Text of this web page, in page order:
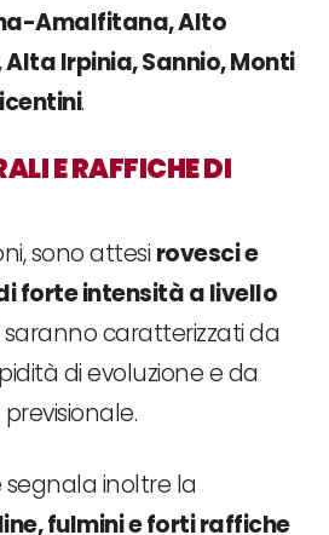
Amalfitana, Alto
Irpinia, Sannio, Monti
.
E RAFFICHE DI
sono attesi rovesci e
forte intensità a livello
caratterizzati da
di evoluzione e da
segnala inoltre la
fulmini e forti raffiche